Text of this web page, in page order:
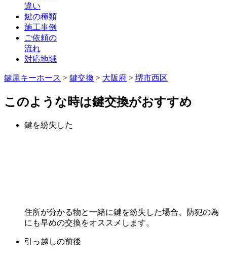
違い
鍵の種類
施工事例
ご依頼の
流れ
対応地域
鍵屋キーホース > 鍵交換 > 大阪府 > 堺市西区
このような時は鍵交換がおすすめ
鍵を紛失した
住所が分かる物と一緒に鍵を紛失した場合、防犯の為
にも早めの交換をオススメします。
引っ越しの前後